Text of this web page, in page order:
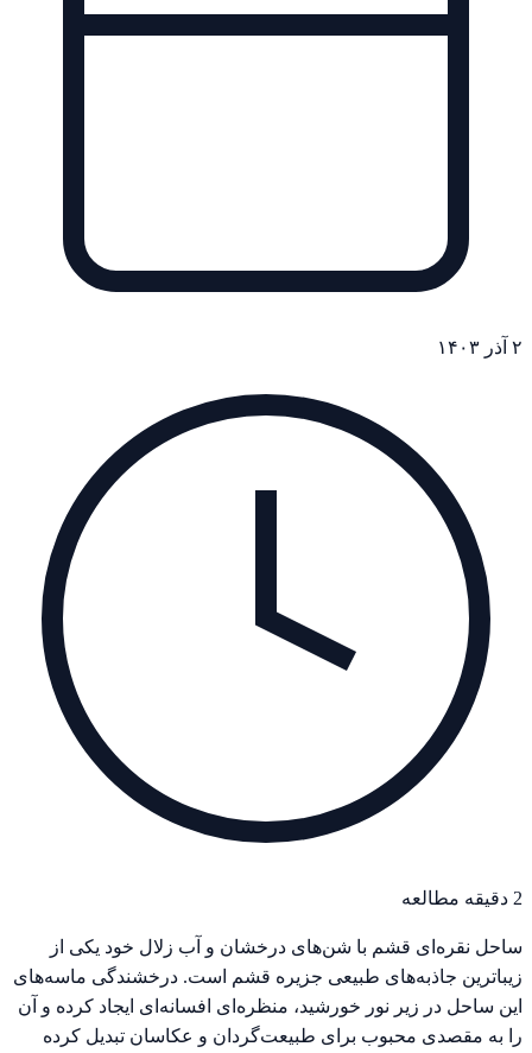
۲ آذر ۱۴۰۳
2 دقیقه مطالعه
ساحل نقره‌ای قشم با شن‌های درخشان و آب زلال خود یکی از
زیباترین جاذبه‌های طبیعی جزیره قشم است. درخشندگی ماسه‌های
این ساحل در زیر نور خورشید، منظره‌ای افسانه‌ای ایجاد کرده و آن
را به مقصدی محبوب برای طبیعت‌گردان و عکاسان تبدیل کرده